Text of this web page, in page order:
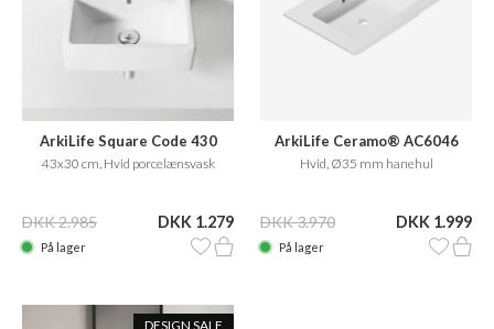
ArkiLife Square Code 430
43x30 cm, Hvid porcelænsvask
DKK 2.985 DKK 1.279
På lager
ArkiLife Ceramo® AC6046
Hvid, Ø35 mm hanehul
DKK 3.970 DKK 1.999
På lager
DESIGN SALE